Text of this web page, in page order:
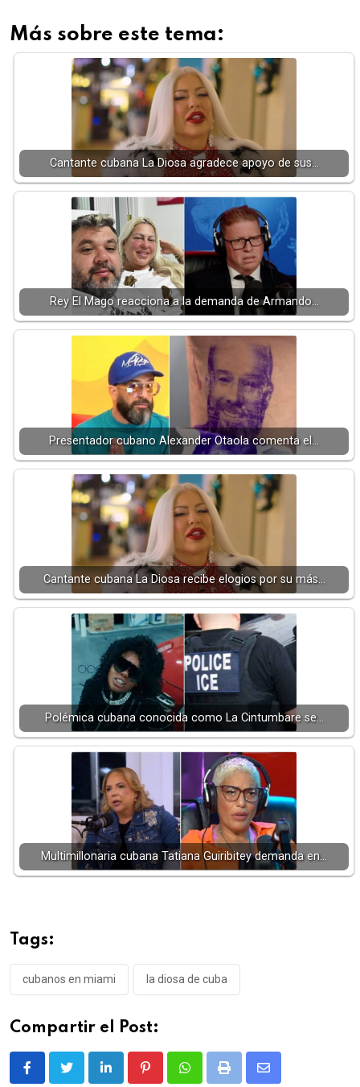
Más sobre este tema:
Cantante cubana La Diosa agradece apoyo de sus…
Rey El Mago reacciona a la demanda de Armando…
Presentador cubano Alexander Otaola comenta el…
Cantante cubana La Diosa recibe elogios por su más…
Polémica cubana conocida como La Cintumbare se…
Multimillonaria cubana Tatiana Guiribitey demanda en…
Tags:
cubanos en miami la diosa de cuba
Compartir el Post:
LinkedIn PinterestWhatsappPrint
Share